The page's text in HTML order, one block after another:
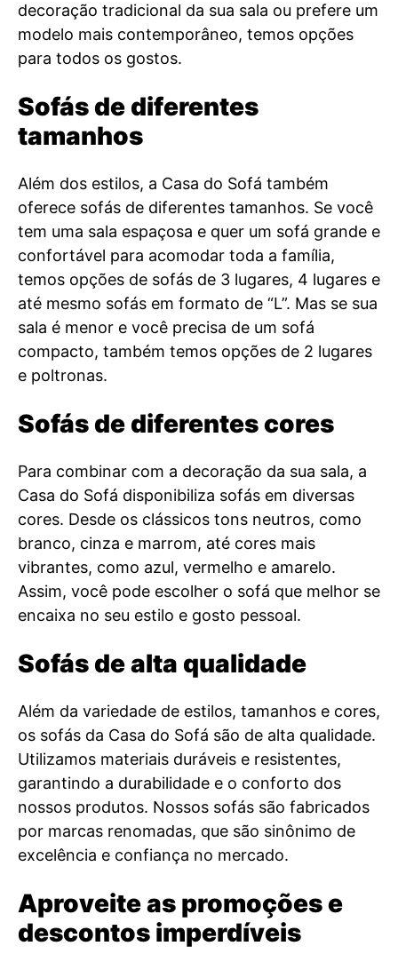
decoração tradicional da sua sala ou prefere um
modelo mais contemporâneo, temos opções
para todos os gostos.
Sofás de diferentes
tamanhos
Além dos estilos, a Casa do Sofá também
oferece sofás de diferentes tamanhos. Se você
tem uma sala espaçosa e quer um sofá grande e
confortável para acomodar toda a família,
temos opções de sofás de 3 lugares, 4 lugares e
até mesmo sofás em formato de “L”. Mas se sua
sala é menor e você precisa de um sofá
compacto, também temos opções de 2 lugares
e poltronas.
Sofás de diferentes cores
Para combinar com a decoração da sua sala, a
Casa do Sofá disponibiliza sofás em diversas
cores. Desde os clássicos tons neutros, como
branco, cinza e marrom, até cores mais
vibrantes, como azul, vermelho e amarelo.
Assim, você pode escolher o sofá que melhor se
encaixa no seu estilo e gosto pessoal.
Sofás de alta qualidade
Além da variedade de estilos, tamanhos e cores,
os sofás da Casa do Sofá são de alta qualidade.
Utilizamos materiais duráveis e resistentes,
garantindo a durabilidade e o conforto dos
nossos produtos. Nossos sofás são fabricados
por marcas renomadas, que são sinônimo de
excelência e confiança no mercado.
Aproveite as promoções e
descontos imperdíveis